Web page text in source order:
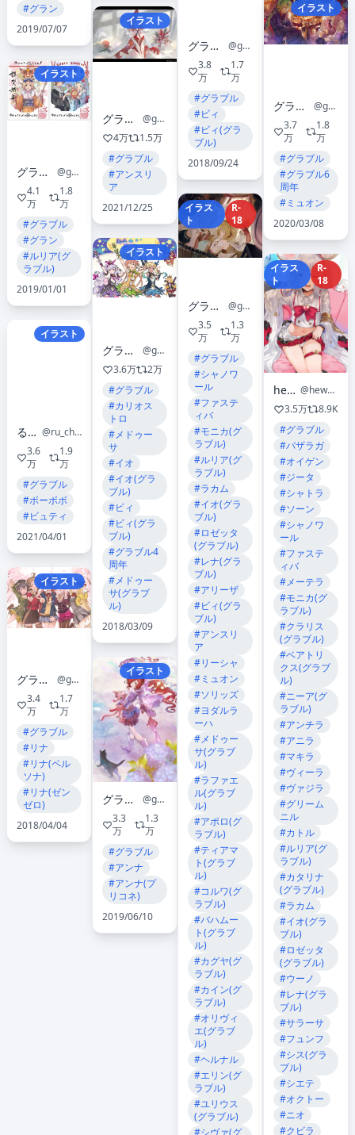
#グラン
2019/07/07
イラスト
グランブルーファンタジー
@granbluefantasy
4.1
万
1.8
万
#グラブル
#グラン
#ルリア(グ
ラブル)
2019/01/01
イラスト
るーちょ
@ru_chochocho
3.6
万
1.9
万
#グラブル
#ボーボボ
#ビュティ
2021/04/01
イラスト
グランブルーファンタジー
@granbluefantasy
3.4
万
1.7
万
#グラブル
#リナ
#リナ(ペル
ソナ)
#リナ(ゼン
ゼロ)
2018/04/04
イラスト
グランブルーファンタジー
@granbluefantasy
4万
1.5万
#グラブル
#アンスリ
ア
2021/12/25
イラスト
グランブルーファンタジー
@granbluefantasy
3.6万
2万
#グラブル
#カリオス
トロ
#メドゥー
サ
#イオ
#イオ(グラ
ブル)
#ビィ
#ビィ(グラ
ブル)
#グラブル4
周年
#メドゥー
サ(グラブ
ル)
2018/03/09
イラスト
グランブルーファンタジー
@granbluefantasy
3.3
万
1.3
万
#グラブル
#アンナ
#アンナ(プ
リコネ)
2019/06/10
グランブルーファンタジー
@granbluefantasy
3.8
万
1.7
万
#グラブル
#ビィ
#ビィ(グラ
ブル)
2018/09/24
イラス
ト
R-
18
グランブルーファンタジー
@granbluefantasy
3.5
万
1.3
万
#グラブル
#シャノワ
ール
#ファステ
ィバ
#モニカ(グ
ラブル)
#ルリア(グ
ラブル)
#ラカム
#イオ(グラ
ブル)
#ロゼッタ
(グラブル)
#レナ(グラ
ブル)
#アリーザ
#ビィ(グラ
ブル)
#アンスリ
ア
#リーシャ
#ミュオン
#ソリッズ
#ヨダルラ
ーハ
#メドゥー
サ(グラブ
ル)
#ラファエ
ル(グラブ
ル)
#アポロ(グ
ラブル)
#ティアマ
ト(グラブ
ル)
#コルワ(グ
ラブル)
#バハムー
ト(グラブ
ル)
#カグヤ(グ
ラブル)
#カイン(グ
ラブル)
#オリヴィ
エ(グラブ
ル)
#ヘルナル
#エリン(グ
ラブル)
#ユリウス
(グラブル)
#シヴァ(グ
イラスト
グランブルーファンタジー
@granbluefantasy
3.7
万
1.8
万
#グラブル
#グラブル6
周年
#ミュオン
2020/03/08
イラス
ト
R-
18
hews
@hews__
3.5万
8.9K
#グラブル
#バザラガ
#オイゲン
#ジータ
#シャトラ
#ソーン
#シャノワ
ール
#ファステ
ィバ
#メーテラ
#モニカ(グ
ラブル)
#クラリス
(グラブル)
#ベアトリ
クス(グラブ
ル)
#ニーア(グ
ラブル)
#アンチラ
#アニラ
#マキラ
#ヴィーラ
#ヴァジラ
#グリーム
ニル
#カトル
#ルリア(グ
ラブル)
#カタリナ
(グラブル)
#ラカム
#イオ(グラ
ブル)
#ロゼッタ
(グラブル)
#ウーノ
#レナ(グラ
ブル)
#サラーサ
#フュンフ
#シス(グラ
ブル)
#シエテ
#オクトー
#ニオ
#クビラ